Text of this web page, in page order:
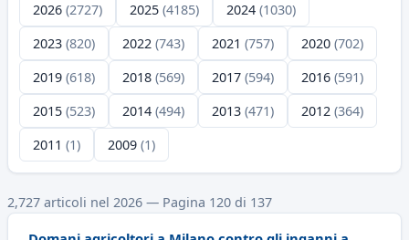
2026 (2727) 2025 (4185) 2024 (1030)
2023 (820) 2022 (743) 2021 (757) 2020 (702)
2019 (618) 2018 (569) 2017 (594) 2016 (591)
2015 (523) 2014 (494) 2013 (471) 2012 (364)
2011 (1) 2009 (1)
2,727 articoli nel 2026 — Pagina 120 di 137